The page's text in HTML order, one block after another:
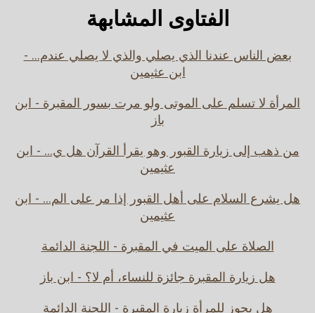
الفتاوى المشابهة
بعض الناس عندنا الذي يصلي والذي لا يصلي عندم... -
ابن عثيمين
المرأة لا تسلم على الموتى ولو مرت بسور المقبرة - ابن
باز
من ذهب إلى زيارة القبور وهو يقرأ القرآن هل ي... - ابن
عثيمين
هل يشرع السلام على أهل القبور إذا مر على الم... - ابن
عثيمين
الصلاة على الميت في المقبرة - اللجنة الدائمة
هل زيارة المقبرة جائزة للنساء، أم لا؟ - ابن باز
هل يجوز للمرأة زيارة المقبرة - اللجنة الدائمة